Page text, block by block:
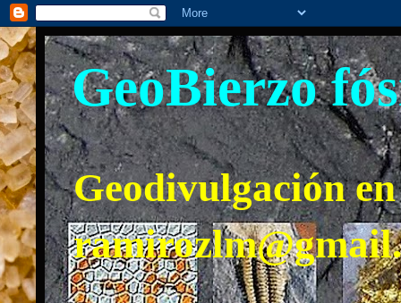
GeoBierzo
Geodivulgación